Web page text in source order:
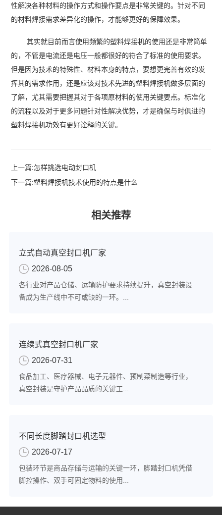
性解决各种材料的操作方式和操作要点是非常关键的。针对不同
的材料焊接需求差异化的操作，才能够更好的保障效果。
其实就目前而言使用频繁的塑料焊接机的使用还是非常简单
的，不管是电流还是电压一般都很好的符合了标准的使用要求。
但是因为技术的特殊性、材料本身的特点，要想更完善有效的发
挥其的需求作用，还是应该对技术先进的塑料焊接机做多层面的
了解，尤其需要把握其对于各项原材料的使用关键要点。标准化
的流程以及对于更多问题针对性解决优势，才是确保与时俱进的
塑料焊接机功效有更好诠释的关键。
上一篇:怎样挑选电动封口机
下一篇:塑料焊接机技术使用的特点是什么
相关推荐
立式自动真空封口机厂家
2026-08-05
各行业对产品仓储、运输防护要求持续提升，真空封装设
备成为生产线中不可或缺的一环。...
连续式真空封口机厂家
2026-07-31
食品加工、医疗器械、电子元器件、预制菜制造等行业，
真空封装是守护产品品质的关键工...
不同长度脚踏封口机选型
2026-07-17
包装环节是商品存储与运输的关键一环，脚踏封口机凭借
脚控操作、双手可固定物料的使用...